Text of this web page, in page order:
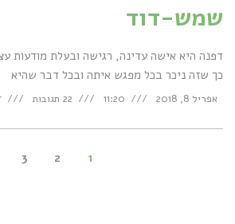
שמש-דוד
דפנה היא אישה עדינה, רגישה ובעלת מודעות
כך שזה ניכר בכל מפגש איתה ובכל דבר שהיא
אפריל 8, 2018 11:20 22 תגובות
1
2
3